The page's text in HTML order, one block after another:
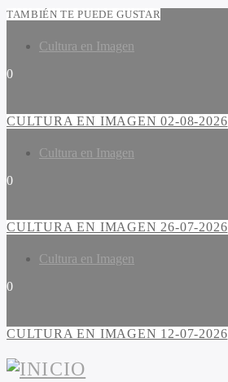
TAMBIÉN TE PUEDE GUSTAR
Cultura en Imagen
0
CULTURA EN IMAGEN 02-08-2026
Cultura en Imagen
0
CULTURA EN IMAGEN 26-07-2026
Cultura en Imagen
0
CULTURA EN IMAGEN 12-07-2026